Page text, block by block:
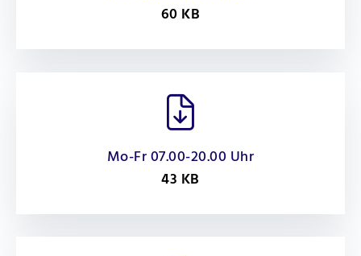
60 KB
Mo-Fr 07.00-20.00 Uhr
43 KB